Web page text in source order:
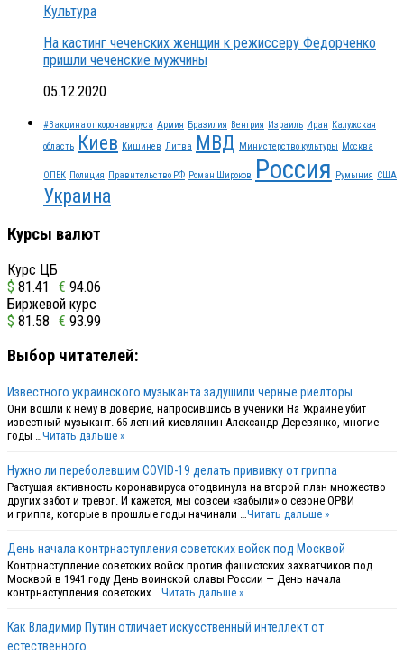
Культура
На кастинг чеченских женщин к режиссеру Федорченко
пришли чеченские мужчины
05.12.2020
#Вакцина от коронавируса Армия Бразилия Венгрия Израиль Иран Калужская
область Киев Кишинев Литва МВД Министерство культуры Москва
ОПЕК Полиция Правительство РФ Роман Широков Россия Румыния США
Украина
Курсы валют
Курс ЦБ
$ 81.41 € 94.06
Биржевой курс
$ 81.58 € 93.99
Выбор читателей:
Известного украинского музыканта задушили чёрные риелторы
Они вошли к нему в доверие, напросившись в ученики На Украине убит
известный музыкант. 65-летний киевлянин Александр Деревянко, многие
годы …Читать дальше »
Нужно ли переболевшим COVID-19 делать прививку от гриппа
Растущая активность коронавируса отодвинула на второй план множество
других забот и тревог. И кажется, мы совсем «забыли» о сезоне ОРВИ
и гриппа, которые в прошлые годы начинали …Читать дальше »
День начала контрнаступления советских войск под Москвой
Контрнаступление советских войск против фашистских захватчиков под
Москвой в 1941 году День воинской славы России — День начала
контрнаступления советских …Читать дальше »
Как Владимир Путин отличает искусственный интеллект от
естественного